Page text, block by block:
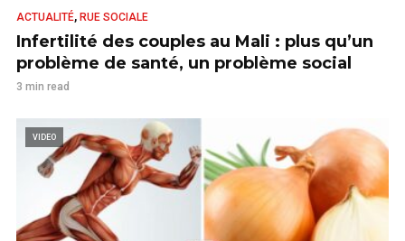
ACTUALITÉ, RUE SOCIALE
Infertilité des couples au Mali : plus qu’un
problème de santé, un problème social
3 min read
VIDEO